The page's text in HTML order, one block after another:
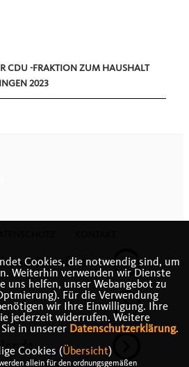
CDU -FRAKTION ZUM HAUSHALT
2023
Steinfurt
Cookies, die notwendig sind, um
Weiterhin verwenden wir Dienste
helfen, unser Webangebot zu
Für die Verwendung
wir Ihre Einwilligung. Ihre
jederzeit widerrufen. Weitere
in unserer Datenschutzerklärung.
Cookies (Übersicht)
allein für den ordnungsgemäßen